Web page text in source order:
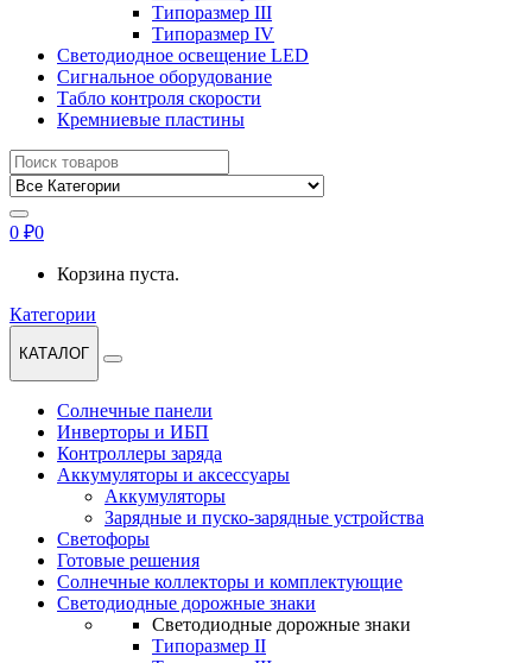
Типоразмер III
Типоразмер IV
Светодиодное освещение LED
Сигнальное оборудование
Табло контроля скорости
Кремниевые пластины
Найти:
0 ₽0
Корзина пуста.
Категории
КАТАЛОГ
Солнечные панели
Инверторы и ИБП
Контроллеры заряда
Аккумуляторы и аксессуары
Аккумуляторы
Зарядные и пуско-зарядные устройства
Светофоры
Готовые решения
Солнечные коллекторы и комплектующие
Светодиодные дорожные знаки
Светодиодные дорожные знаки
Типоразмер II